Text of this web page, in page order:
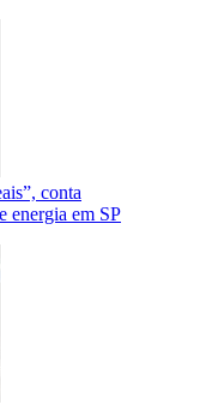
conta
energia em SP